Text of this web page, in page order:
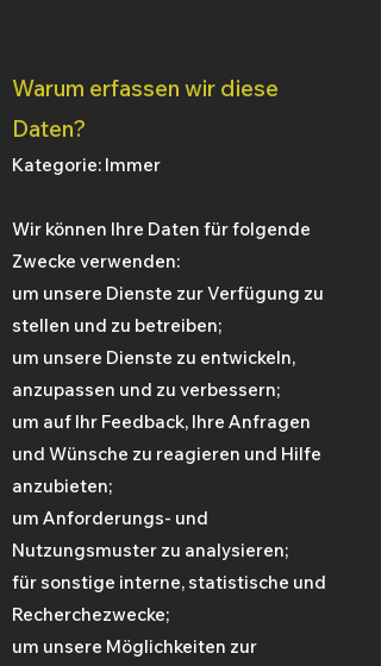
Warum erfassen wir diese
Daten?
Kategorie: Immer
Wir können Ihre Daten für folgende
Zwecke verwenden:
um unsere Dienste zur Verfügung zu
stellen und zu betreiben;
um unsere Dienste zu entwickeln,
anzupassen und zu verbessern;
um auf Ihr Feedback, Ihre Anfragen
und Wünsche zu reagieren und Hilfe
anzubieten;
um Anforderungs- und
Nutzungsmuster zu analysieren;
für sonstige interne, statistische und
Recherchezwecke;
um unsere Möglichkeiten zur